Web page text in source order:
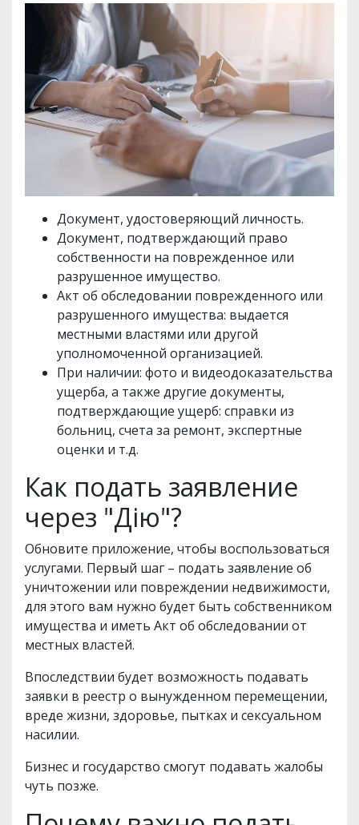
Документ, удостоверяющий личность.
Документ, подтверждающий право
собственности на поврежденное или
разрушенное имущество.
Акт об обследовании поврежденного или
разрушенного имущества: выдается
местными властями или другой
уполномоченной организацией.
При наличии: фото и видеодоказательства
ущерба, а также другие документы,
подтверждающие ущерб: справки из
больниц, счета за ремонт, экспертные
оценки и т.д.
Как подать заявление
через "Дію"?
Обновите приложение, чтобы воспользоваться
услугами. Первый шаг – подать заявление об
уничтожении или повреждении недвижимости,
для этого вам нужно будет быть собственником
имущества и иметь Акт об обследовании от
местных властей.
Впоследствии будет возможность подавать
заявки в реестр о вынужденном перемещении,
вреде жизни, здоровье, пытках и сексуальном
насилии.
Бизнес и государство смогут подавать жалобы
чуть позже.